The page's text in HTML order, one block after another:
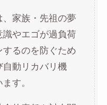
家族・先祖の夢
識やエゴが過負荷
るのを防ぐため
動リカバリ機
す。